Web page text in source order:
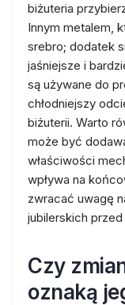
biżuteria
Innym metalem,
srebro; dodatek
jaśniejsze i
są używane do
chłodniejszy
biżuterii. Warto
może być
właściwości
wpływa na
zwracać uwagę
jubilerskich
Czy
oznaką